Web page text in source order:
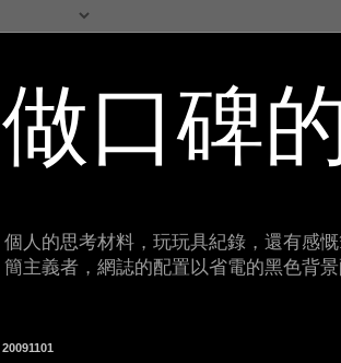
做口碑
個人的思考材料，玩玩具紀錄，還有感
簡主義者，網誌的配置以省電的黑色背
20091101